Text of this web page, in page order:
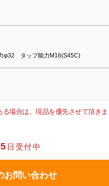
φ32 タップ能力M16(S45C)
場合は、現品を優先させて頂きま
日受付中